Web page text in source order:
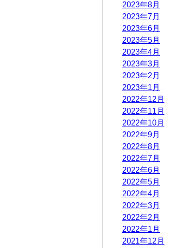
2023年8月
2023年7月
2023年6月
2023年5月
2023年4月
2023年3月
2023年2月
2023年1月
2022年12月
2022年11月
2022年10月
2022年9月
2022年8月
2022年7月
2022年6月
2022年5月
2022年4月
2022年3月
2022年2月
2022年1月
2021年12月